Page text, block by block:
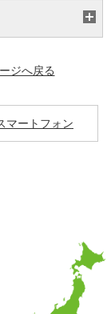
ジへ戻る
マートフォン